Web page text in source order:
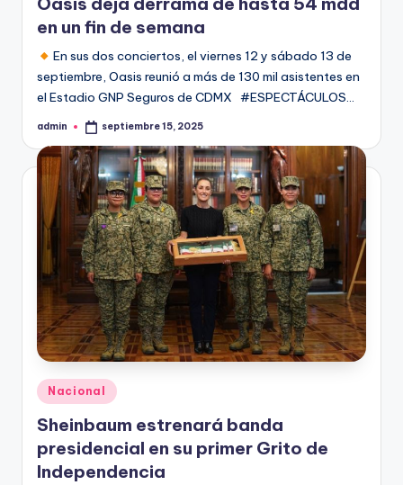
en un fin de semana
En sus dos conciertos, el viernes 12 y sábado 13 de
septiembre, Oasis reunió a más de 130 mil asistentes en
el Estadio GNP Seguros de CDMX #ESPECTÁCULOS…
Publicado
admin septiembre 15, 2025
Publicado
en
Nacional
Sheinbaum estrenará banda
presidencial en su primer Grito de
Independencia